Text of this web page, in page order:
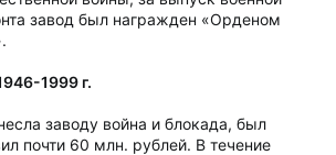
завод был награжден «Орденом
1999 г.
заводу война и блокада, был
почти 60 млн. рублей. В течение